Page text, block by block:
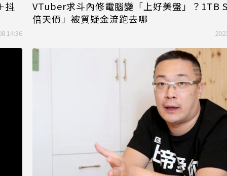
抖
14:36
VTuber求斗內修電腦變「上好美盤」？1TB
倍天價」被質疑金流跑去哪